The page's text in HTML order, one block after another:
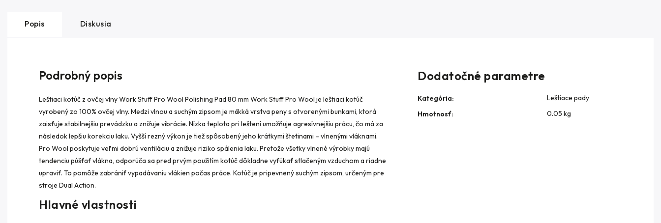
Popis Diskusia
Podrobný popis
Leštiaci kotúč z ovčej vlny Work Stuff Pro Wool Polishing Pad 80 mm Work Stuff Pro Wool je leštiaci kotúč
vyrobený zo 100% ovčej vlny. Medzi vlnou a suchým zipsom je mäkká vrstva peny s otvorenými bunkami, ktorá
zaisťuje stabilnejšiu prevádzku a znižuje vibrácie. Nízka teplota pri leštení umožňuje agresívnejšiu prácu, čo má za
následok lepšiu korekciu laku. Vyšší rezný výkon je tiež spôsobený jeho krátkymi štetinami – vlnenými vláknami.
Pro Wool poskytuje veľmi dobrú ventiláciu a znižuje riziko spálenia laku. Pretože všetky vlnené výrobky majú
tendenciu púšťať vlákna, odporúča sa pred prvým použitím kotúč dôkladne vyfúkať stlačeným vzduchom a riadne
upraviť. To pomôže zabrániť vypadávaniu vlákien počas práce. Kotúč je pripevnený suchým zipsom, určeným pre
stroje Dual Action.
Hlavné vlastnosti
Dodatočné parametre
Kategória:
Leštiace pady
Hmotnosť: 0.05 kg